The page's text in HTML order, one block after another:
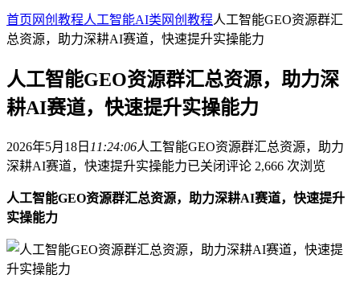
首页 网创教程人工智能AI类 网创教程人工智能GEO资源群汇
总资源，助力深耕AI赛道，快速提升实操能力
人工智能GEO资源群汇总资源，助力深
耕AI赛道，快速提升实操能力
2026年5月18日 11:24:06人工智能GEO资源群汇总资源，助力
深耕AI赛道，快速提升实操能力已关闭评论 2,666 次浏览
人工智能GEO资源群汇总资源，助力深耕AI赛道，快速提升
实操能力